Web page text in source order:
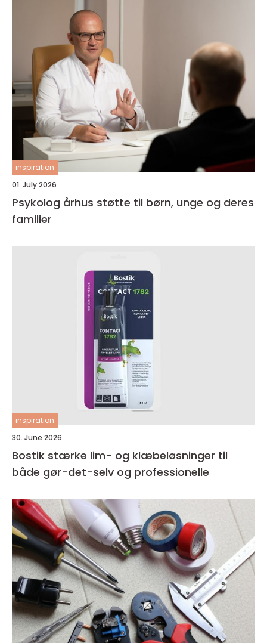
inspiration
01. July 2026
Psykolog århus støtte til børn, unge og deres
familier
inspiration
30. June 2026
Bostik stærke lim- og klæbeløsninger til
både gør-det-selv og professionelle